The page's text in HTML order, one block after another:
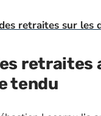
retraites sur les
retraites
tendu